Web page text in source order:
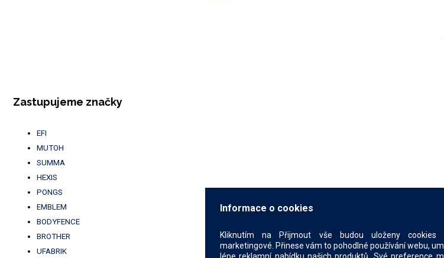
Zastupujeme značky
EFI
MUTOH
SUMMA
HEXIS
PONGS
EMBLEM
BODYFENCE
BROTHER
UFABRIK
Informace o cookies
Kliknutím na Přijmout vše budou uloženy cookies
marketingové. Přinese vám to pohodlné používání webu,